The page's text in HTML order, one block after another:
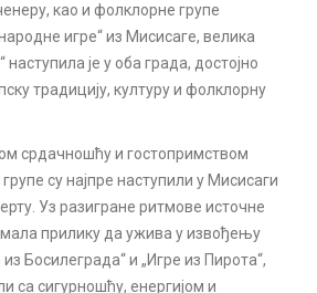
као и фолклорне групе
игре“ из Мисисаге, велика
наступила је у оба града, достојно
традицију, културу и фолклорну
срдачношћу и гостопримством
су најпре наступили у Мисисаги
Уз разигране ритмове источне
прилику да ужива у извођењу
Босилеграда“ и „Игре из Пирота“,
са сигурношћу, енергијом и